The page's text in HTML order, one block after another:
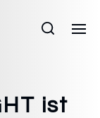
ist